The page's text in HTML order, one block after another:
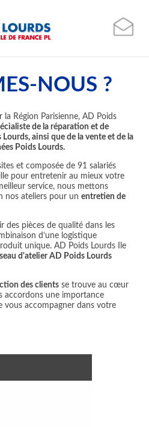
NOUS ?
la Région Parisienne, AD Poids
de la réparation et de
ainsi que de la vente et de la
Poids Lourds.
et composée de 91 salariés
pour entretenir au mieux votre
service, nous mettons
nos ateliers pour un entretien de
des pièces de qualité dans les
d’une logistique
unique. AD Poids Lourds Ile
d'atelier AD Poids Lourds
des clients se trouve au cœur
accordons une importance
vous accompagner dans votre